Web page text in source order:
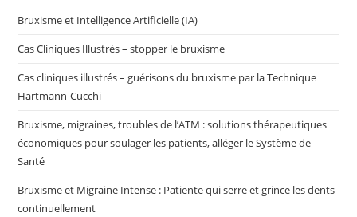
Bruxisme et Intelligence Artificielle (IA)
Cas Cliniques Illustrés – stopper le bruxisme
Cas cliniques illustrés – guérisons du bruxisme par la Technique
Hartmann-Cucchi
Bruxisme, migraines, troubles de l’ATM : solutions thérapeutiques
économiques pour soulager les patients, alléger le Système de
Santé
Bruxisme et Migraine Intense : Patiente qui serre et grince les dents
continuellement